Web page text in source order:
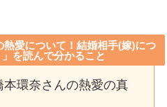
熱愛について！結婚相手(嫁)につ
を読んで分かること
環奈さんの熱愛の真